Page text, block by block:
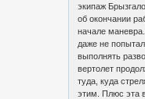
экипаж
об окончании
начале
даже не
выполнять
вертолет
туда, куда
этим. Плюс эта